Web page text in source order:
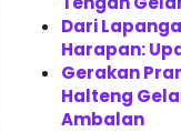
Dari
Harapan:
Gerakan
Halteng
Ambalan